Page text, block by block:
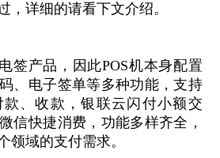
，详细的请看下文介绍。
签产品，因此POS机本身配置
、电子签单等多种功能，支持
、收款，银联云闪付小额交
信快捷消费，功能多样齐全，
领域的支付需求。